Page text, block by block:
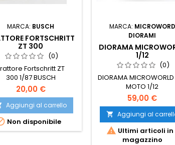
MARCA: BUSCH
FORTSCHRITT
ZT 300
(0)
Fortschritt ZT
300 1/87 BUSCH
20,00 €
Aggiungi al carrello
Non disponibile
MARCA: MICROWORD
DIORAMI
DIORAMA
1/12
(0)
DIORAMA MICROWORLD
MOTO 1/12
59,00 €
 Aggiungi al
 Ultimi articoli in
magazzino